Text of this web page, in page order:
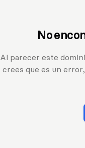
No
Al parecer este
crees que es un